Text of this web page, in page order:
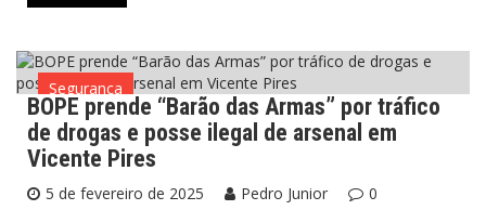
Segurança
BOPE prende “Barão das Armas” por tráfico
de drogas e posse ilegal de arsenal em
Vicente Pires
5 de fevereiro de 2025 Pedro Junior
0